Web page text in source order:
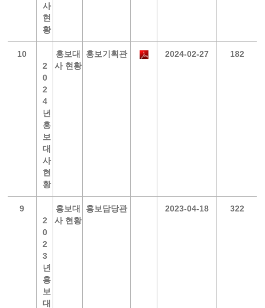
사
현
황
10
2
0
2
4
년
홍
보
대
사
현
황
홍보대
사 현황
홍보기획관 2024-02-27 182
9
2
0
2
3
년
홍
보
대
홍보대
사 현황
홍보담당관 2023-04-18 322